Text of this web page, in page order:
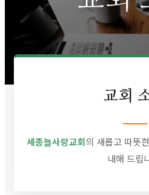
교회
세종늘사랑교회의 새롭고 따뜻
내해 드립